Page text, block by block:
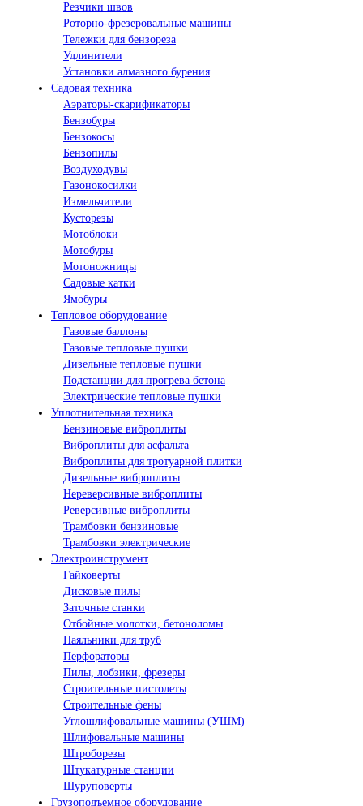
Резчики швов
Роторно-фрезеровальные машины
Тележки для бензореза
Удлинители
Установки алмазного бурения
Садовая техника
Аэраторы-скарификаторы
Бензобуры
Бензокосы
Бензопилы
Воздуходувы
Газонокосилки
Измельчители
Кусторезы
Мотоблоки
Мотобуры
Мотоножницы
Садовые катки
Ямобуры
Тепловое оборудование
Газовые баллоны
Газовые тепловые пушки
Дизельные тепловые пушки
Подстанции для прогрева бетона
Электрические тепловые пушки
Уплотнительная техника
Бензиновые виброплиты
Виброплиты для асфальта
Виброплиты для тротуарной плитки
Дизельные виброплиты
Нереверсивные виброплиты
Реверсивные виброплиты
Трамбовки бензиновые
Трамбовки электрические
Электроинструмент
Гайковерты
Дисковые пилы
Заточные станки
Отбойные молотки, бетоноломы
Паяльники для труб
Перфораторы
Пилы, лобзики, фрезеры
Строительные пистолеты
Строительные фены
Углошлифовальные машины (УШМ)
Шлифовальные машины
Штроборезы
Штукатурные станции
Шуруповерты
Грузоподъемное оборудование